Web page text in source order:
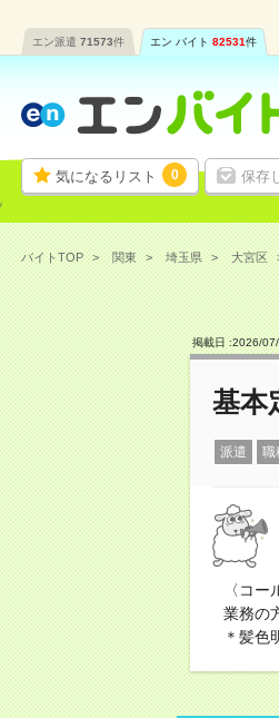
エン派遣 71573件 エン バイト 82531件
気になるリスト 0 保存
バイトTOP 関東 埼玉県 大宮区
掲載日 :2026/07/
基本
派遣 職
〈コ
業務の
＊髪色